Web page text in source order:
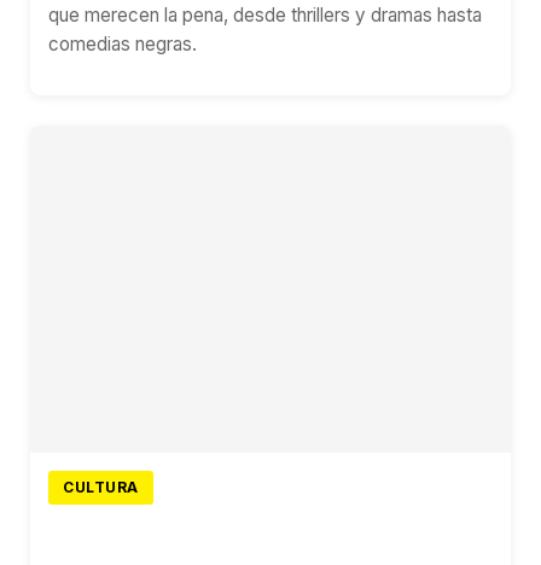
que merecen la pena, desde thrillers y dramas hasta
comedias negras.
CULTURA